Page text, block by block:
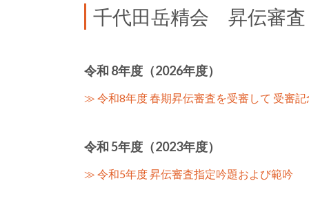
千代田岳精会 昇伝審査
令和 8年度（2026年度）
≫ 令和8年度 春期昇伝審査を受審して 受審記
令和 5年度（2023年度）
≫ 令和5年度 昇伝審査指定吟題および範吟